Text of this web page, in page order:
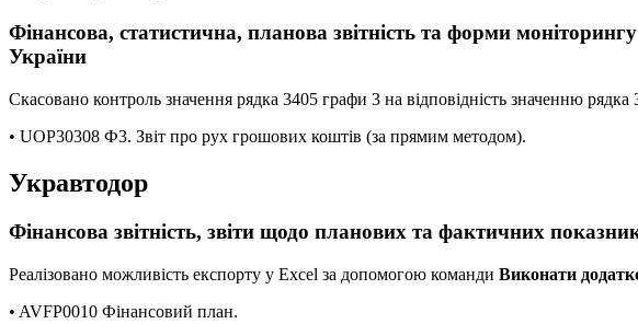
Фінансова, статистична, планова звітність та форми
України
Скасовано контроль значення рядка 3405 графи 3 на відповідність значенню
• UOP30308 Ф3. Звiт про рух грошових коштiв (за прямим методом).
Укравтодор
Фінансова звітність, звіти щодо планових та фактичних
Реалізовано можливість експорту у Excel за допомогою команди Виконати
• AVFP0010 Фінансовий план.